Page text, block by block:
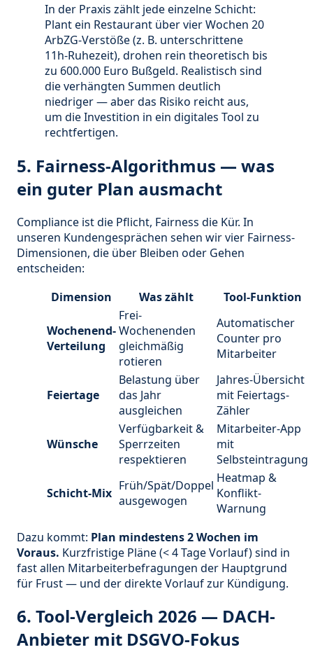
In der Praxis zählt jede einzelne Schicht:
Plant ein Restaurant über vier Wochen 20
ArbZG-Verstöße (z. B. unterschrittene
11h-Ruhezeit), drohen rein theoretisch bis
zu 600.000 Euro Bußgeld. Realistisch sind
die verhängten Summen deutlich
niedriger — aber das Risiko reicht aus,
um die Investition in ein digitales Tool zu
rechtfertigen.
5. Fairness-Algorithmus — was
ein guter Plan ausmacht
Compliance ist die Pflicht, Fairness die Kür. In
unseren Kundengesprächen sehen wir vier Fairness-
Dimensionen, die über Bleiben oder Gehen
entscheiden:
Dimension
Was zählt Tool-Funktion
Wochenend-
Verteilung
Frei-
Wochenenden
gleichmäßig
rotieren
Automatischer
Counter pro
Mitarbeiter
Feiertage
Belastung über
das Jahr
ausgleichen
Jahres-Übersicht
mit Feiertags-
Zähler
Wünsche
Verfügbarkeit &
Sperrzeiten
respektieren
Mitarbeiter-App
mit
Selbsteintragung
Schicht-Mix Früh/Spät/Doppel
ausgewogen
Heatmap &
Konflikt-
Warnung
Dazu kommt: Plan mindestens 2 Wochen im
Voraus. Kurzfristige Pläne (< 4 Tage Vorlauf) sind in
fast allen Mitarbeiterbefragungen der Hauptgrund
für Frust — und der direkte Vorlauf zur Kündigung.
6. Tool-Vergleich 2026 — DACH-
Anbieter mit DSGVO-Fokus